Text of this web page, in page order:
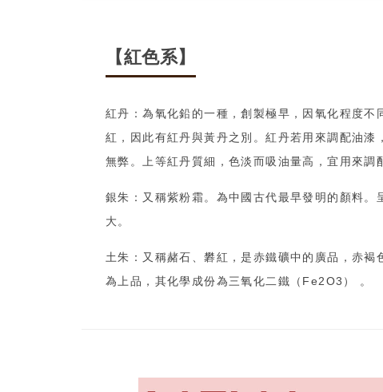
【紅色系】
紅丹：為氧化鉛的一種，創製極早，因氧化程度不
紅，因此有紅丹與黃丹之別。紅丹若用來調配油漆
無弊。上等紅丹質細，色淡而吸油量高，宜用來調
銀朱：又稱紫粉霜。為中國古代最早發明的顏料。
大。
土朱：又稱赭石、礬紅，是赤鐵礦中的廣品，赤
為上品，其化學成份為三氧化二鐵（Fe2O3） 。